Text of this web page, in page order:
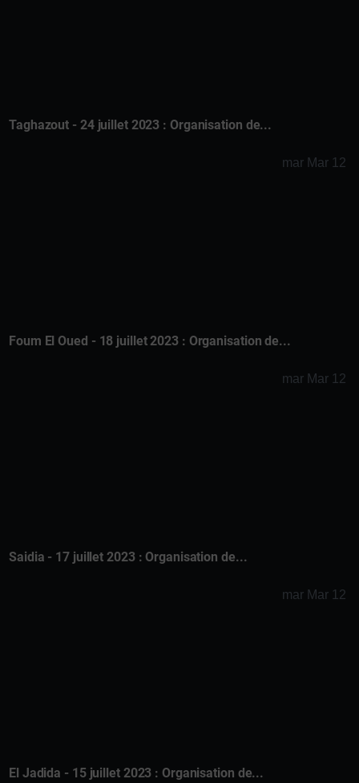
Taghazout - 24 juillet 2023 : Organisation de...
mar Mar 12
Foum El Oued - 18 juillet 2023 : Organisation de...
mar Mar 12
Saidia - 17 juillet 2023 : Organisation de...
mar Mar 12
El Jadida - 15 juillet 2023 : Organisation de...